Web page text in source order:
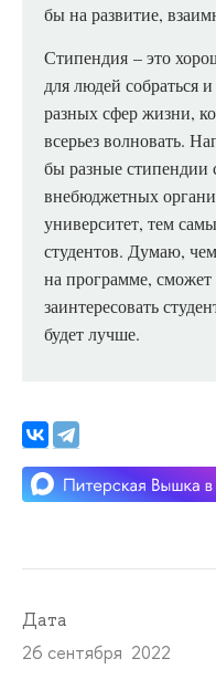
бы на развитие,
Стипендия – это
для людей собраться
разных сфер жизни,
всерьез волновать.
бы разные стипендии
внебюджетных
университет, тем
студентов. Думаю,
на программе, сможет
заинтересовать
будет лучше.
Дата
26 сентября 2022